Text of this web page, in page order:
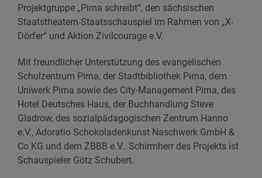
Projektgruppe „Pirna schreibt“, den sächsischen
Staatstheatern-Staatsschauspiel im Rahmen von „X-
Dörfer“ und Aktion Zivilcourage e.V.
Mit freundlicher Unterstützung des evangelischen
Schulzentrum Pirna, der Stadtbibliothek Pirna, dem
Uniwerk Pirna sowie des City-Management Pirna, des
Hotel Deutsches Haus, der Buchhandlung Steve
Gladrow, des sozialpädagogischen Zentrum Hanno
e.V., Adoratio Schokoladenkunst Naschwerk GmbH &
Co KG und dem ZBBB e.V.. Schirmherr des Projekts ist
Schauspieler Götz Schubert.